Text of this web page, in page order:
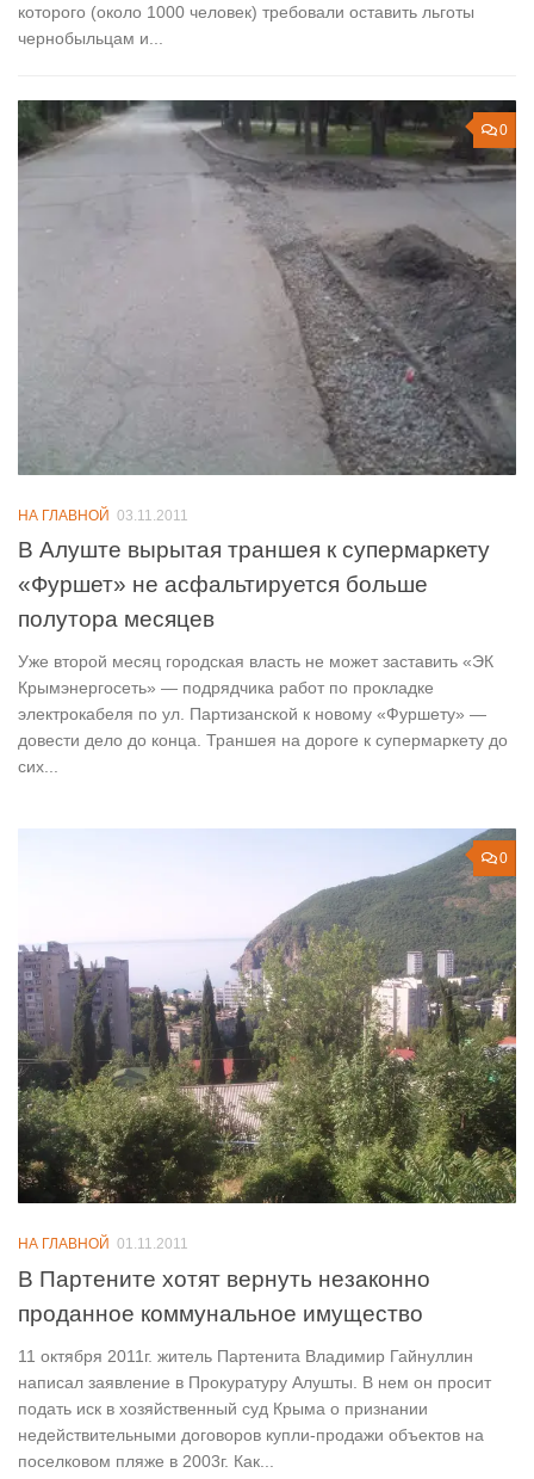
которого (около 1000 человек) требовали оставить льготы
чернобыльцам и...
0
НА ГЛАВНОЙ 03.11.2011
В Алуште вырытая траншея к супермаркету
«Фуршет» не асфальтируется больше
полутора месяцев
Уже второй месяц городская власть не может заставить «ЭК
Крымэнергосеть» — подрядчика работ по прокладке
электрокабеля по ул. Партизанской к новому «Фуршету» —
довести дело до конца. Траншея на дороге к супермаркету до
сих...
0
НА ГЛАВНОЙ 01.11.2011
В Партените хотят вернуть незаконно
проданное коммунальное имущество
11 октября 2011г. житель Партенита Владимир Гайнуллин
написал заявление в Прокуратуру Алушты. В нем он просит
подать иск в хозяйственный суд Крыма о признании
недействительными договоров купли-продажи объектов на
поселковом пляже в 2003г. Как...